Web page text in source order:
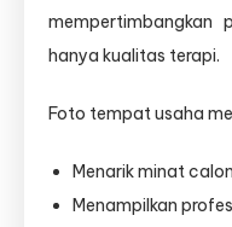
mempertimbangkan
hanya kualitas terapi.
Foto tempat usaha
Menarik minat
Menampilkan